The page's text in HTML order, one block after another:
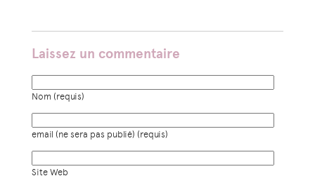
Laissez un commentaire
Nom (requis)
email (ne sera pas publié) (requis)
Site Web